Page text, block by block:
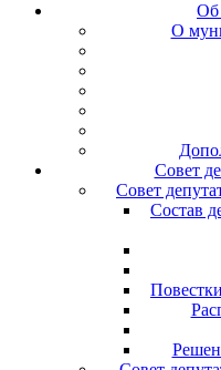
Об
О
Совет
Совет
Состав